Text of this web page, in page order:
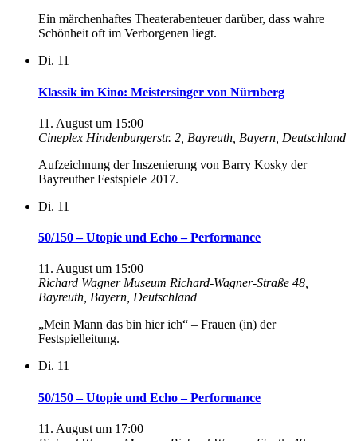
Ein märchenhaftes Theaterabenteuer darüber, dass wahre
Schönheit oft im Verborgenen liegt.
Di. 11
Klassik im Kino: Meistersinger von Nürnberg
11. August um 15:00
Cineplex Hindenburgerstr. 2, Bayreuth, Bayern, Deutschland
Aufzeichnung der Inszenierung von Barry Kosky der
Bayreuther Festspiele 2017.
Di. 11
50/150 – Utopie und Echo – Performance
11. August um 15:00
Richard Wagner Museum Richard-Wagner-Straße 48,
Bayreuth, Bayern, Deutschland
„Mein Mann das bin hier ich“ – Frauen (in) der
Festspielleitung.
Di. 11
50/150 – Utopie und Echo – Performance
11. August um 17:00